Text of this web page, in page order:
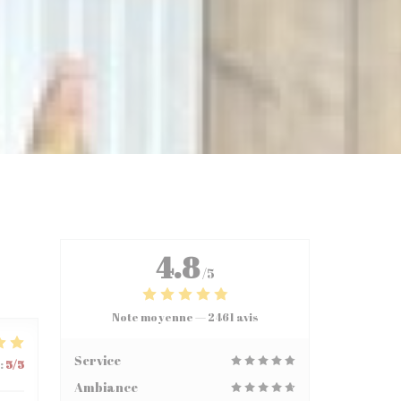
5/5
4.8/5
Note moyenne —2461 avis
Service
Ambiance